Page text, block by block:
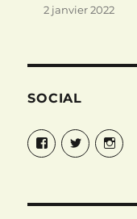
2 janvier 2022
SOCIAL
FacebookTwitter